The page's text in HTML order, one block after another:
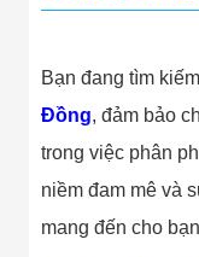
Bạn đang tìm
Đồng, đảm bảo
trong việc phân
niềm đam mê và
mang đến cho